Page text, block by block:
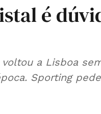
é
a Lisboa
Sporting